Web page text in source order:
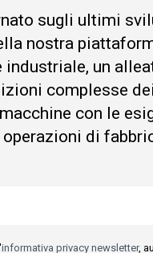
sugli ultimi
nostra
industriale, un
complesse dei
con le
di
informativa privacy newsletter,